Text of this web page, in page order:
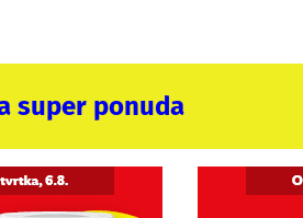
super ponuda